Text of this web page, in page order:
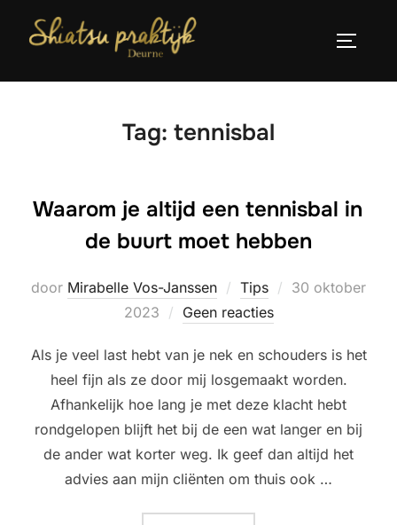
inhoud
Tag: tennisbal
Waarom je altijd een tennisbal in
de buurt moet hebben
door Mirabelle Vos-Janssen Tips
Geplaatst
30 oktober
2023
Geen reacties
Als je veel last hebt van je nek en schouders is het
heel fijn als ze door mij losgemaakt worden.
Afhankelijk hoe lang je met deze klacht hebt
rondgelopen blijft het bij de een wat langer en bij
de ander wat korter weg. Ik geef dan altijd het
advies aan mijn cliënten om thuis ook …